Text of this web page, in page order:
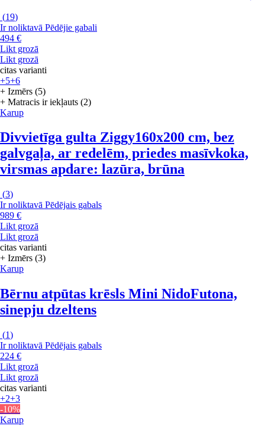
(19)
Ir noliktavā Pēdējie gabali
494 €
Likt grozā
Likt grozā
citas varianti
+5+6
+ Izmērs (5)
+ Matracis ir iekļauts (2)
Karup
Divvietīga gulta Ziggy160x200 cm, bez
galvgaļa, ar redelēm, priedes masīvkoka,
virsmas apdare: lazūra, brūna
(3)
Ir noliktavā Pēdējais gabals
989 €
Likt grozā
Likt grozā
citas varianti
+ Izmērs (3)
Karup
Bērnu atpūtas krēsls Mini NidoFutona,
sinepju dzeltens
(1)
Ir noliktavā Pēdējais gabals
224 €
Likt grozā
Likt grozā
citas varianti
+2+3
-10%
Karup